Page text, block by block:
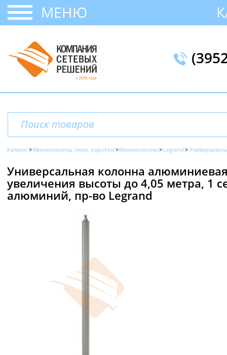
МЕНЮ
Каталог Миниколонны, люки, коробки Миниколонны Legrand
Универсальная колонна
увеличения высоты до 4,05 метра, 1
алюминий, пр-во Legrand